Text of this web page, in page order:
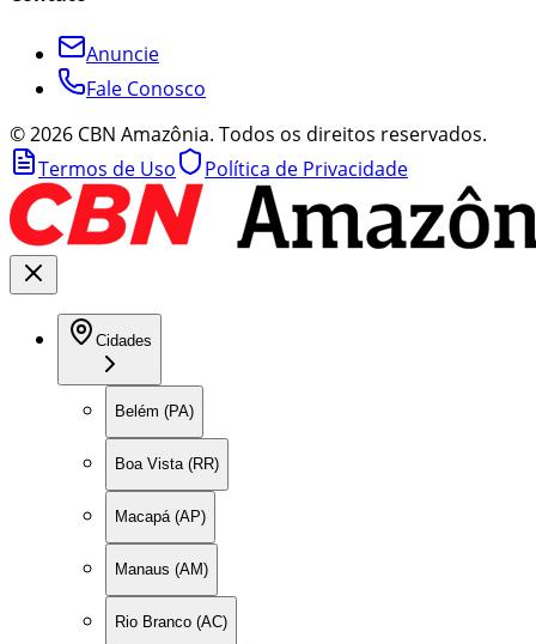
Anuncie
Fale Conosco
©2026 CBN Amazônia. Todos os direitos reservados.
Termos de Uso
Política de Privacidade
Cidades
Belém (PA)
Boa Vista (RR)
Macapá (AP)
Manaus (AM)
Rio Branco (AC)